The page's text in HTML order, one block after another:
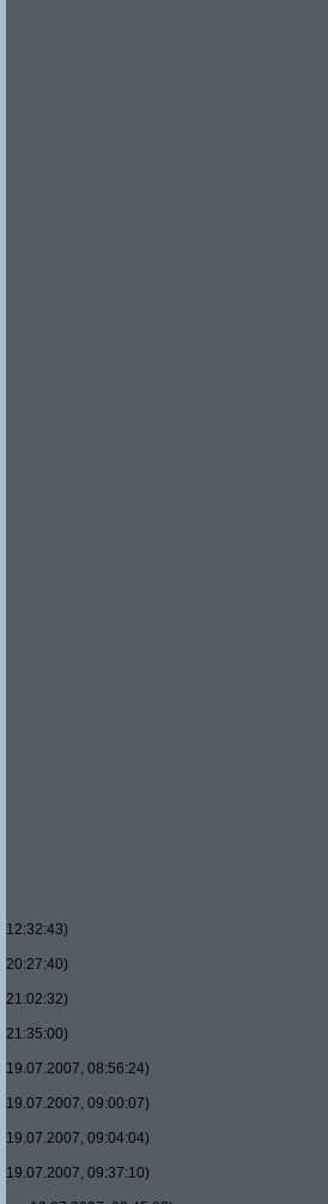
12:32:43)
20:27:40)
21:02:32)
21:35:00)
19.07.2007, 08:56:24)
19.07.2007, 09:00:07)
19.07.2007, 09:04:04)
19.07.2007, 09:37:10)